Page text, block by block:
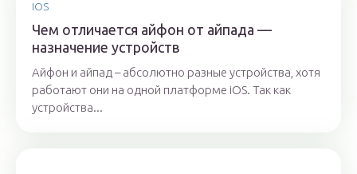
IOS
Чем отличается айфон от айпада —
назначение устройств
Айфон и айпад – абсолютно разные устройства, хотя
работают они на одной платформе iOS. Так как
устройства...